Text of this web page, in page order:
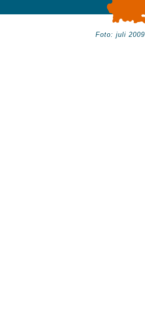
Foto: juli 2009